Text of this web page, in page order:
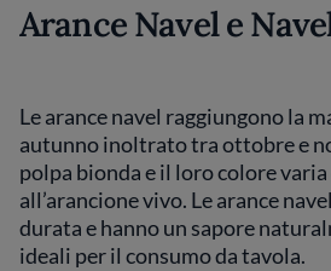
Arance Navel e
Le arance navel raggiungono la
autunno inoltrato tra ottobre e
polpa bionda e il loro colore
all’arancione vivo. Le arance
durata e hanno un sapore
ideali per il consumo da tavola.